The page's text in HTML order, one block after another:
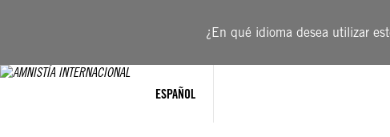
¿En qué idioma desea utilizar
ESPAÑOL